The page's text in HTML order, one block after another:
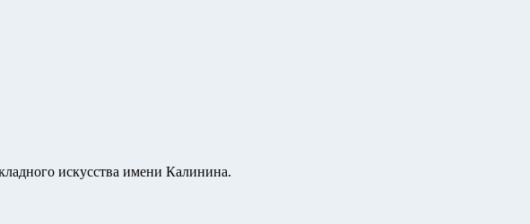
искусства имени Калинина.